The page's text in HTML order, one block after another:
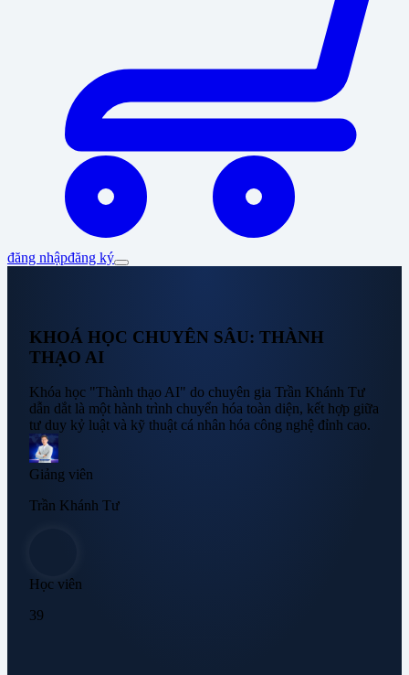
đăng nhậpđăng ký
KHOÁ HỌC CHUYÊN SÂU: THÀNH
THẠO AI
Khóa học "Thành thạo AI" do chuyên gia Trần Khánh Tư
dẫn dắt là một hành trình chuyển hóa toàn diện, kết hợp giữa
tư duy kỷ luật và kỹ thuật cá nhân hóa công nghệ đỉnh cao.
Giảng viên
Trần Khánh Tư
Học viên
39